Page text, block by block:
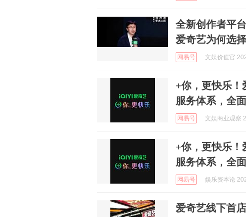
全新创作者平
爱奇艺为何选
网易号 文娱价值官
+你，更快乐！
服务体系，全
网易号 文娱商业观察
+你，更快乐！
服务体系，全
网易号 娱乐资本论
爱奇艺线下首